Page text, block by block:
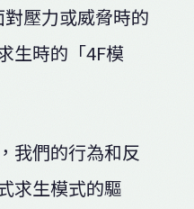
對壓力或威脅時的
生時的「4F模
我們的行為和反
求生模式的驅